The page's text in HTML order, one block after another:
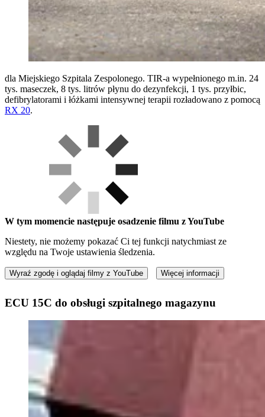
dla Miejskiego Szpitala Zespolonego. TIR-a wypełnionego m.in. 24
tys. maseczek, 8 tys. litrów płynu do dezynfekcji, 1 tys. przyłbic,
defibrylatorami i łóżkami intensywnej terapii rozładowano z pomocą
RX 20.
W tym momencie następuje osadzenie filmu z YouTube
Niestety, nie możemy pokazać Ci tej funkcji natychmiast ze
względu na Twoje ustawienia śledzenia.
Wyraź zgodę i oglądaj filmy z YouTube Więcej informacji
ECU 15C do obsługi szpitalnego magazynu